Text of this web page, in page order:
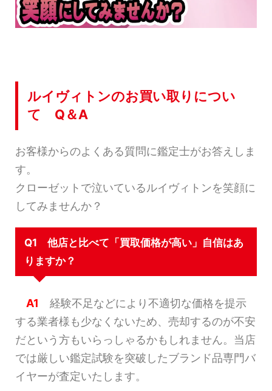
ルイヴィトンのお買い取りについ
て Q＆A
お客様からのよくある質問に鑑定士がお答えしま
す。
クローゼットで泣いているルイヴィトンを笑顔に
してみませんか？
Q1 他店と比べて「買取価格が高い」自信はあ
りますか？
A1 経験不足などにより不適切な価格を提示
する業者様も少なくないため、売却するのが不安
だという方もいらっしゃるかもしれません。当店
では厳しい鑑定試験を突破したブランド品専門バ
イヤーが査定いたします。